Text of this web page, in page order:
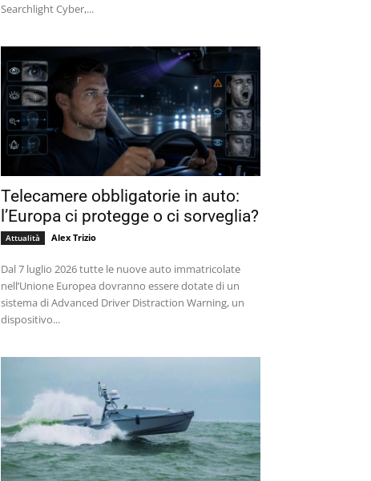
Searchlight Cyber,...
Telecamere obbligatorie in auto:
l’Europa ci protegge o ci sorveglia?
Attualità Alex Trizio
Dal 7 luglio 2026 tutte le nuove auto immatricolate
nell’Unione Europea dovranno essere dotate di un
sistema di Advanced Driver Distraction Warning, un
dispositivo...